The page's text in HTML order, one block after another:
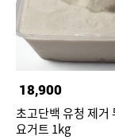
18,900
초고단백 유청 제거
요거트 1kg